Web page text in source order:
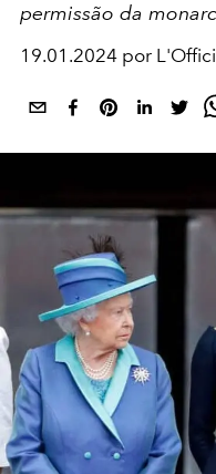
permissão da
19.01.2024 por